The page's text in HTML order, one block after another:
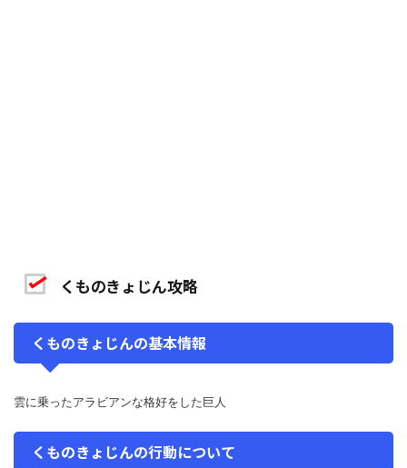
くものきょじん攻略
くものきょじんの基本情報
雲に乗ったアラビアンな格好をした巨人
くものきょじんの行動について